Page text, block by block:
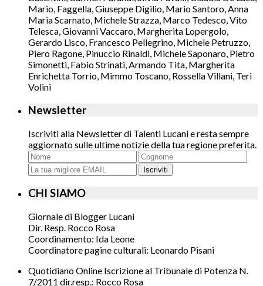
Mario, Faggella, Giuseppe Digilio, Mario Santoro, Anna
Maria Scarnato, Michele Strazza, Marco Tedesco, Vito
Telesca, Giovanni Vaccaro, Margherita Lopergolo,
Gerardo Lisco, Francesco Pellegrino, Michele Petruzzo,
Piero Ragone, Pinuccio Rinaldi, Michele Saponaro, Pietro
Simonetti, Fabio Strinati, Armando Tita, Margherita
Enrichetta Torrio, Mimmo Toscano, Rossella Villani, Teri
Volini
Newsletter
Iscriviti alla Newsletter di Talenti Lucani e resta sempre
aggiornato sulle ultime notizie della tua regione preferita.
Iscriviti
CHI SIAMO
Giornale di Blogger Lucani
Dir. Resp. Rocco Rosa
Coordinamento: Ida Leone
Coordinatore pagine culturali: Leonardo Pisani
Quotidiano Online Iscrizione al Tribunale di Potenza N.
7/2011 dir.resp.: Rocco Rosa